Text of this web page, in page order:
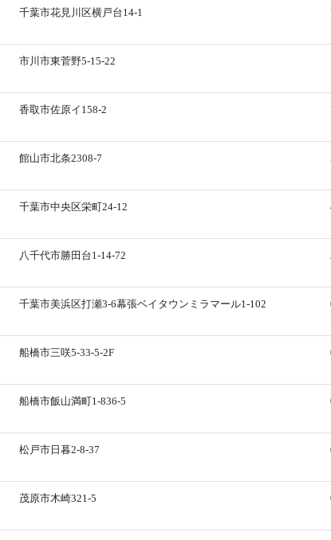
千葉市花見川区横戸台14-1
市川市東菅野5-15-22
香取市佐原イ158-2
館山市北条2308-7
千葉市中央区栄町24-12
八千代市勝田台1-14-72
千葉市美浜区打瀬3-6幕張ベイタウンミラマール1-102
船橋市三咲5-33-5-2F
船橋市飯山満町1-836-5
松戸市日暮2-8-37
茂原市木崎321-5